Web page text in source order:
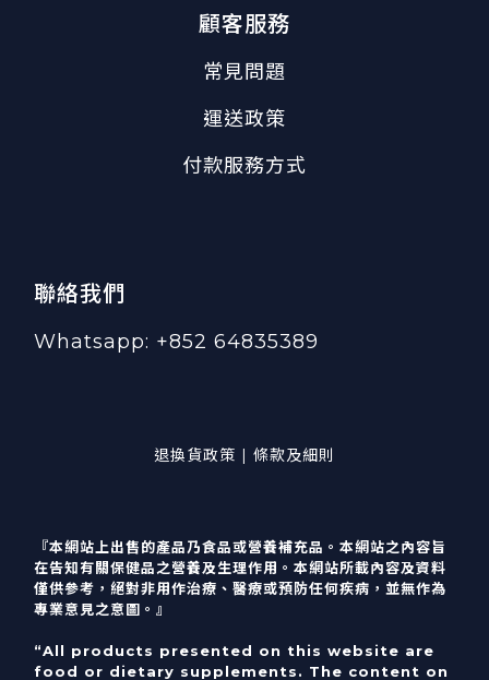
顧客服務
常見問題
運送政策
付款服務方式
聯絡我們
Whatsapp: +852 64835389
退換貨政策 | 條款及細則
『本網站上出售的產品乃食品或營養補充品。本網站之內容旨
在告知有關保健品之營養及生理作用。本網站所載內容及資料
僅供參考，絕對非用作治療、醫療或預防任何疾病，並無作為
專業意見之意圖。』
“All products presented on this website are
food or dietary supplements. The content on